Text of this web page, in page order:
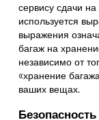
сервису сдачи
используется
выражения
багаж на
независимо от
«хранение
ваших вещах.
Безопасность